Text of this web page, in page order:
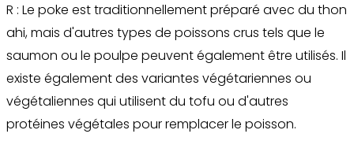
R : Le poke est traditionnellement préparé avec du thon
ahi, mais d'autres types de poissons crus tels que le
saumon ou le poulpe peuvent également être utilisés. Il
existe également des variantes végétariennes ou
végétaliennes qui utilisent du tofu ou d'autres
protéines végétales pour remplacer le poisson.